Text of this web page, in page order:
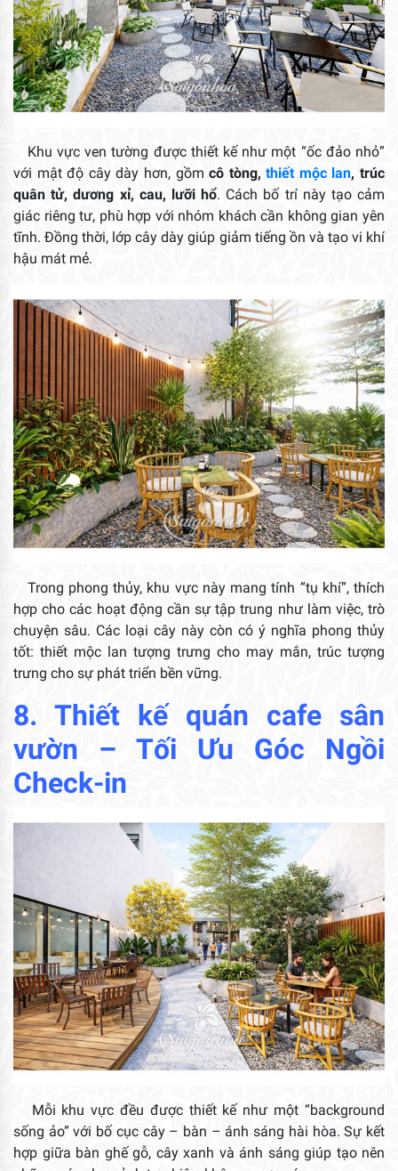
Khu vực ven tường được thiết kế như một “ốc đảo nhỏ”
với mật độ cây dày hơn, gồmcô tòng,thiết mộc lan, trúc
quân tử, dương xỉ, cau, lưỡi hổ. Cách bố trí này tạo cảm
giác riêng tư, phù hợp với nhóm khách cần không gian yên
tĩnh. Đồng thời, lớp cây dày giúp giảm tiếng ồn và tạo vi khí
hậu mát mẻ.
Trong phong thủy, khu vực này mang tính “tụ khí”, thích
hợp cho các hoạt động cần sự tập trung như làm việc, trò
chuyện sâu. Các loại cây này còn có ý nghĩa phong thủy
tốt: thiết mộc lan tượng trưng cho may mắn, trúc tượng
trưng cho sự phát triển bền vững.
8. Thiết kế quán cafe sân
vườn – Tối Ưu Góc Ngồi
Check-in
Mỗi khu vực đều được thiết kế như một “background
sống ảo” với bố cục cây – bàn – ánh sáng hài hòa. Sự kết
hợp giữa bàn ghế gỗ, cây xanh và ánh sáng giúp tạo nên